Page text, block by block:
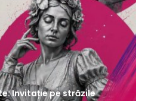
Invitație pe străzile